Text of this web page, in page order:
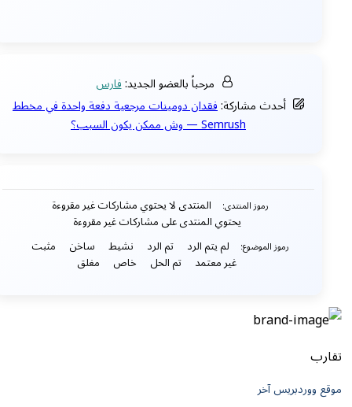
مرحباً بالعضو الجديد:فارس
أحدث مشاركة:فقدان دومينات مرجعية دفعة واحدة في مخطط
Semrush — وش ممكن يكون السبب؟
رموز المنتدى: المنتدى لا يحتوي مشاركات غير مقروءة
يحتوي المنتدى على مشاركات غير مقروءة
رموز الموضوع: لم يتم الرد تم الرد نشيط ساخن مثبت
غير معتمد تم الحل خاص مغلق
تقارب
موقع ووردبريس آخر